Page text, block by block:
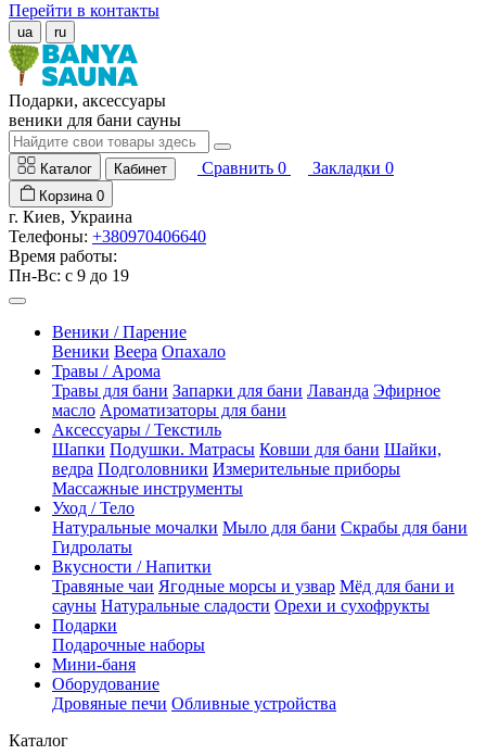
Перейти в контакты
ua ru
Подарки, аксессуары
веники для бани сауны
Каталог Кабинет Сравнить 0 Закладки 0
Корзина 0
г. Киев, Украина
Телефоны: +380970406640
Время работы:
Пн-Вс: с 9 до 19
Веники / Парение
Веники Веера Опахало
Травы / Арома
Травы для бани Запарки для бани Лаванда Эфирное
масло Ароматизаторы для бани
Аксессуары / Текстиль
Шапки Подушки. Матрасы Ковши для бани Шайки,
ведра Подголовники Измерительные приборы
Массажные инструменты
Уход / Тело
Натуральные мочалки Мыло для бани Скрабы для бани
Гидролаты
Вкусности / Напитки
Травяные чаи Ягодные морсы и узвар Мёд для бани и
сауны Натуральные сладости Орехи и сухофрукты
Подарки
Подарочные наборы
Мини-баня
Оборудование
Дровяные печи Обливные устройства
Каталог